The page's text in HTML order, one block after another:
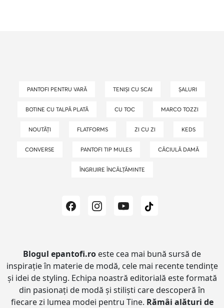
PANTOFI PENTRU VARĂ TENIȘI CU SCAI ȘALURI
BOTINE CU TALPĂ PLATĂ CU TOC MARCO TOZZI
NOUTĂȚI FLATFORMS ZI CU ZI KEDS
CONVERSE PANTOFI TIP MULES CĂCIULĂ DAMĂ
ÎNGRIJIRE ÎNCĂLȚĂMINTE
Blogul epantofi.ro este cea mai bună sursă de
inspirație în materie de modă, cele mai recente tendințe
și idei de styling. Echipa noastră editorială este formată
din pasionați de modă și stiliști care descoperă în
fiecare zi lumea modei pentru Tine. Rămâi alături de